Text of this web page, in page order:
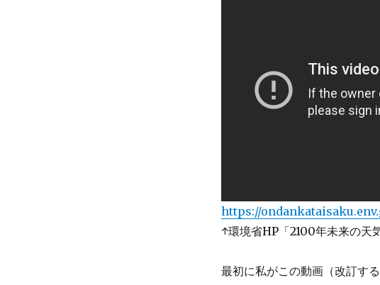
https://
↑環境省HP「2100年未来の天
最初に私がこの動画（改訂す